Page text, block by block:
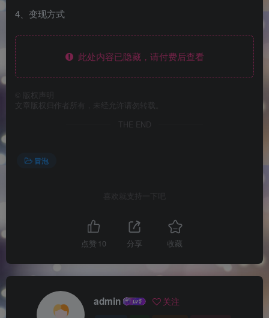
4、变现方式
此处内容已隐藏，请付费后查看
版权声明
文章版权归作者所有，未经允许请勿转载。
THE END
冒泡
喜欢就支持一下吧
点赞 10 分享 收藏
admin 关注